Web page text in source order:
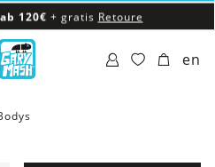
ab 120€ + gratis Retoure
produziertes Sortiment
ab 120€
en